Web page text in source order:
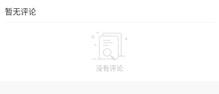
暂无评论
没有评论